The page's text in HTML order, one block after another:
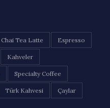
Chai Tea Latte Espresso
Kahveler
Specialty Coffee
Türk Kahvesi Çaylar